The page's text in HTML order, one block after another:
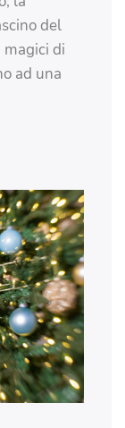
del
magici di
ad una